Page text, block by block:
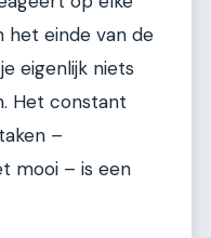
het einde van de
eigenlijk niets
Het constant
–
mooi – is een